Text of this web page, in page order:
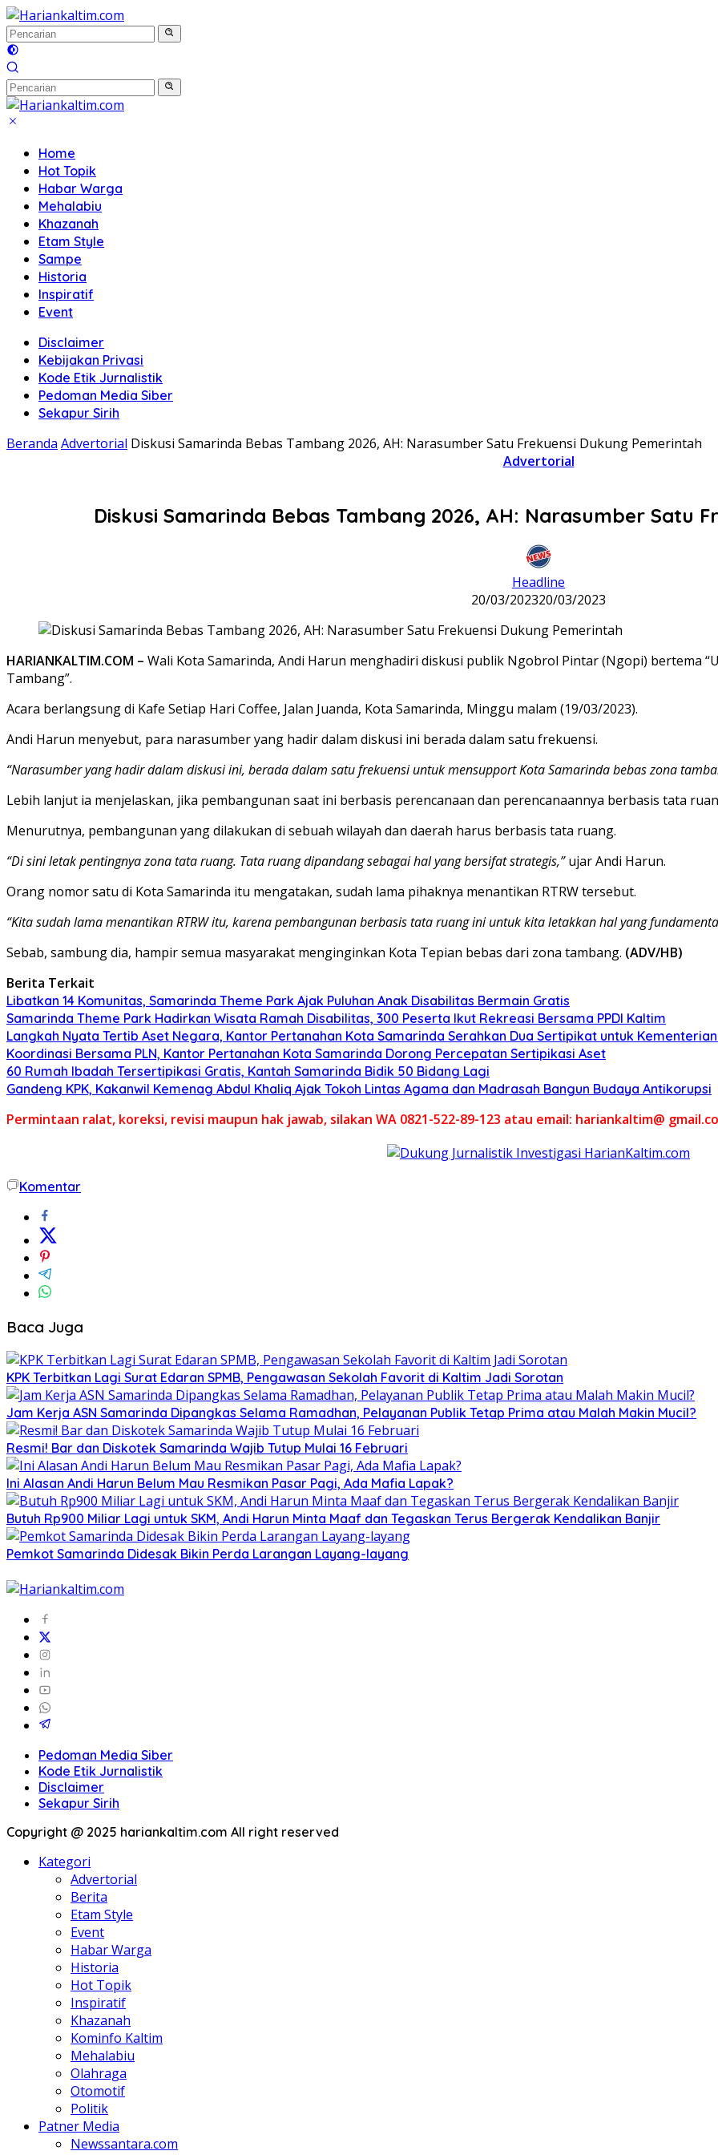
Langsung
ke
konten
Home
Hot Topik
Habar Warga
Mehalabiu
Khazanah
Etam Style
Sampe
Historia
Inspiratif
Event
Disclaimer
Kebijakan Privasi
Kode Etik Jurnalistik
Pedoman Media Siber
Sekapur Sirih
Beranda Advertorial Diskusi Samarinda Bebas Tambang 2026, AH: Narasumber Satu Frekuensi Dukung Pemerintah
Advertorial
Diskusi Samarinda Bebas Tambang 2026, AH: Narasumber Satu
Headline
20/03/202320/03/2023
HARIANKALTIM.COM – Wali Kota Samarinda, Andi Harun menghadiri diskusi publik Ngobrol Pintar (Ngopi) bertema
Tambang”.
Acara berlangsung di Kafe Setiap Hari Coffee, Jalan Juanda, Kota Samarinda, Minggu malam (19/03/2023).
Andi Harun menyebut, para narasumber yang hadir dalam diskusi ini berada dalam satu frekuensi.
“Narasumber yang hadir dalam diskusi ini, berada dalam satu frekuensi untuk mensupport Kota Samarinda bebas zona
Lebih lanjut ia menjelaskan, jika pembangunan saat ini berbasis perencanaan dan perencanaannya berbasis tata
Menurutnya, pembangunan yang dilakukan di sebuah wilayah dan daerah harus berbasis tata ruang.
“Di sini letak pentingnya zona tata ruang. Tata ruang dipandang sebagai hal yang bersifat strategis,”ujar Andi Harun.
Orang nomor satu di Kota Samarinda itu mengatakan, sudah lama pihaknya menantikan RTRW tersebut.
“Kita sudah lama menantikan RTRW itu, karena pembangunan berbasis tata ruang ini untuk kita letakkan hal yang
Sebab, sambung dia, hampir semua masyarakat menginginkan Kota Tepian bebas dari zona tambang. (ADV/HB)
Berita Terkait
Libatkan 14 Komunitas, Samarinda Theme Park Ajak Puluhan Anak Disabilitas Bermain Gratis
Samarinda Theme Park Hadirkan Wisata Ramah Disabilitas, 300 Peserta Ikut Rekreasi Bersama PPDI Kaltim
Langkah Nyata Tertib Aset Negara, Kantor Pertanahan Kota Samarinda Serahkan Dua Sertipikat untuk
Koordinasi Bersama PLN, Kantor Pertanahan Kota Samarinda Dorong Percepatan Sertipikasi Aset
60 Rumah Ibadah Tersertipikasi Gratis, Kantah Samarinda Bidik 50 Bidang Lagi
Gandeng KPK, Kakanwil Kemenag Abdul Khaliq Ajak Tokoh Lintas Agama dan Madrasah Bangun Budaya Antikorupsi
Permintaan ralat, koreksi, revisi maupun hak jawab, silakan WA 0821-522-89-123 atau email: hariankaltim@
Komentar
Baca Juga
KPK Terbitkan Lagi Surat Edaran SPMB, Pengawasan Sekolah Favorit di Kaltim Jadi Sorotan
Jam Kerja ASN Samarinda Dipangkas Selama Ramadhan, Pelayanan Publik Tetap Prima atau Malah Makin Mucil?
Resmi! Bar dan Diskotek Samarinda Wajib Tutup Mulai 16 Februari
Ini Alasan Andi Harun Belum Mau Resmikan Pasar Pagi, Ada Mafia Lapak?
Butuh Rp900 Miliar Lagi untuk SKM, Andi Harun Minta Maaf dan Tegaskan Terus Bergerak Kendalikan Banjir
Pemkot Samarinda Didesak Bikin Perda Larangan Layang-layang
Pedoman Media Siber
Kode Etik Jurnalistik
Disclaimer
Sekapur Sirih
Copyright @ 2025 hariankaltim.com All right reserved
Kategori
Advertorial
Berita
Etam Style
Event
Habar Warga
Historia
Hot Topik
Inspiratif
Khazanah
Kominfo Kaltim
Mehalabiu
Olahraga
Otomotif
Politik
Patner Media
Newssantara.com